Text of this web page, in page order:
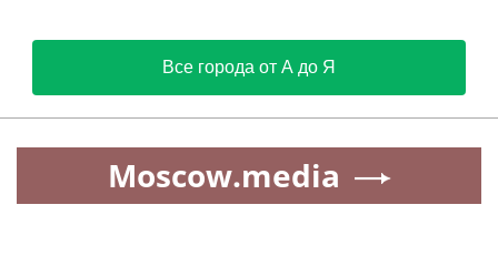
Все города от А до Я
Moscow.media